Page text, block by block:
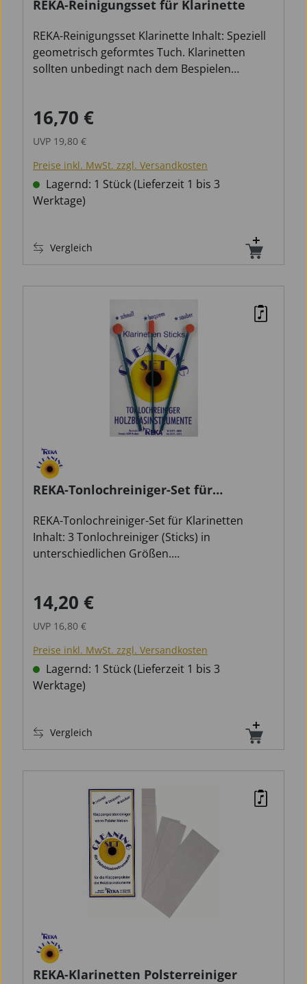
REKA-Reinigungsset für Klarinette
REKA-Reinigungsset Klarinette Inhalt: Speziell
geometrisch geformtes Tuch. Klarinetten
sollten unbedingt nach dem Bespielen
läßt und schließlich zu Rissbildungen führt.
Die Klappenpolster quellen auf und können
Besondere der REKA-Cleaning Sets für
Holzblasinstrumente und Flöten ist das
Formteil, bzw. das speziell geometrisch
Instrumente entlanggeführt, und
gewährleistet so - beim Saxophon schon vom
Schalltrichter aus - eine optimale
Verkaufspreis:
16,70 €
UVP 19,80 €
Preise inkl. MwSt. zzgl. Versandkosten
Lagernd: 1 Stück (Lieferzeit 1 bis 3
Werktage)
Vergleich
REKA-Tonlochreiniger-Set für
REKA-Tonlochreiniger-Set für Klarinetten
Inhalt: 3 Tonlochreiniger (Sticks) in
unterschiedlichen Größen.
Überblasklappe vor dem Reinigen
abschrauben. Nach Gebrauch könnne die
werden.
Verkaufspreis:
14,20 €
UVP 16,80 €
Preise inkl. MwSt. zzgl. Versandkosten
Lagernd: 1 Stück (Lieferzeit 1 bis 3
Werktage)
Vergleich
REKA-Klarinetten Polsterreiniger